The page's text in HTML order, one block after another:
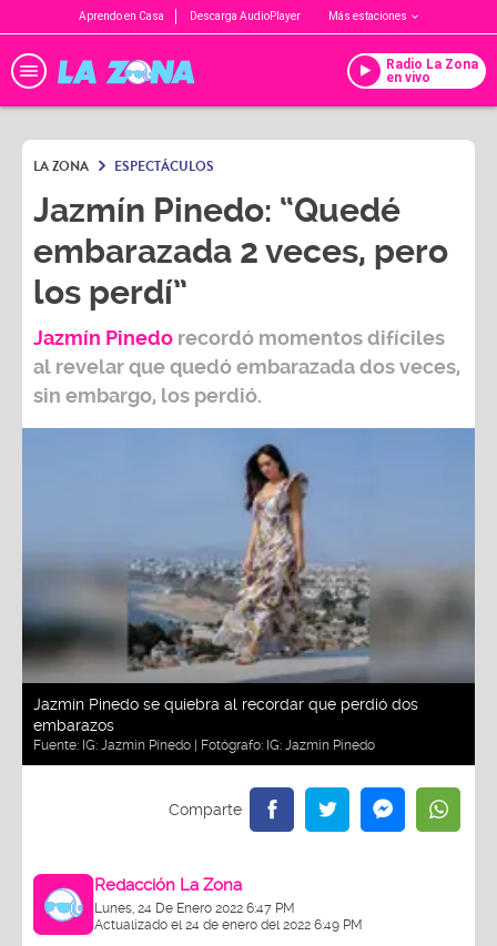
Aprendo en Casa Descarga AudioPlayer Más estaciones
Radio La Zona
en vivo
LA ZONA ESPECTÁCULOS
Jazmín Pinedo: “Quedé
embarazada 2 veces, pero
los perdí”
Jazmín Pinedo recordó momentos difíciles
al revelar que quedó embarazada dos veces,
sin embargo, los perdió.
Jazmín Pinedo se quiebra al recordar que perdió dos
embarazos
Fuente: IG: Jazmin Pinedo | Fotógrafo: IG: Jazmin Pinedo
Redacción La Zona
Lunes, 24 De Enero 2022 6:47 PM
Actualizado el 24 de enero del 2022 6:49 PM